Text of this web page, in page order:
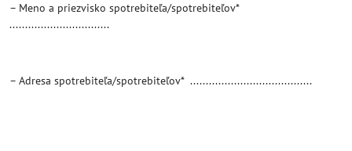
– Meno a priezvisko spotrebiteľa/spotrebiteľov*
................................
– Adresa spotrebiteľa/spotrebiteľov* .......................................